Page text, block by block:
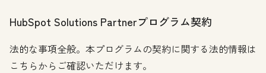
HubSpot Solutions Partnerプログラム契約
法的な事項全般。本プログラムの契約に関する法的情報は
こちらからご確認いただけます。